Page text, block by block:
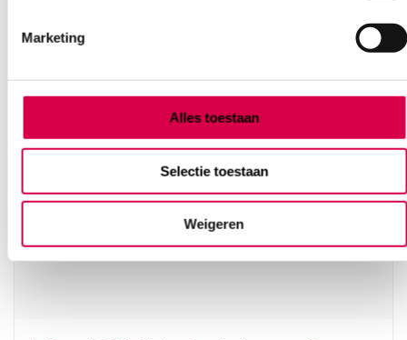
Marketing
Alles toestaan
Selectie toestaan
Weigeren